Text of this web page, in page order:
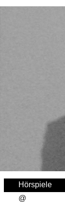
Hörspiele
@